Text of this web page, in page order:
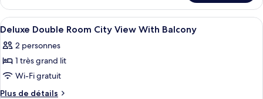
double
Chambre
Standard
double
Afficher
toutes
les
photos
pour
ce
Minibar, coffre-fort pour ordinateur
5
Deluxe Double Room City View With Balcony
2 personnes
1 très grand lit
Wi-Fi gratuit
Plus de détails
Plus